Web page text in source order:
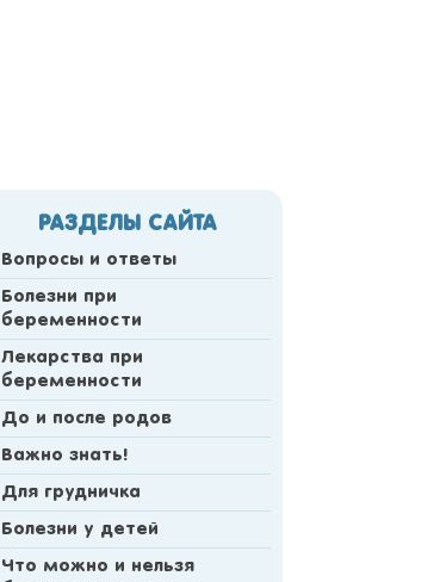
РАЗДЕЛЫ САЙТА
Вопросы и ответы
Болезни при
беременности
Лекарства при
беременности
До и после родов
Важно знать!
Для грудничка
Болезни у детей
Что можно и нельзя